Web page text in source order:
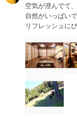
空気が澄んでて
自然がいっぱいで
リフレッシュに